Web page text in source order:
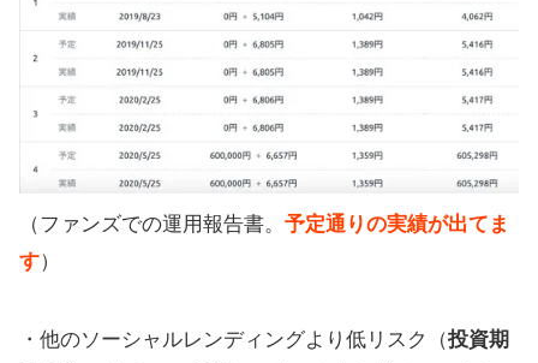
（ファンズでの運用報告書。 予定通りの実績が出てま
す）
・他のソーシャルレンディングより低リスク（投資期